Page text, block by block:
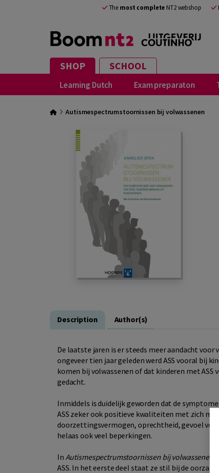
The most complete NT2 webshop
SHOP SCHOOL
Learning Dutch Exam preparaton
Autismespectrumstoornissen bij volwassenen
Description Author(s)
De laatste jaren is er steeds meer aandacht
ongeveer tien jaar geleden werd ASS vooral bij
komen bij volwassenen of dat kinderen met ASS
gedacht.
Inmiddels is duidelijk geworden dat de
ASS zeker ook positieve kwaliteiten met zich
doorzettingsvermogen, oprechtheid, gevoel
helaas ook veel beperkingen.
In Autismespectrumstoornissen bij volwassenen
ASS. In het eerste deel staat ze stil bij de